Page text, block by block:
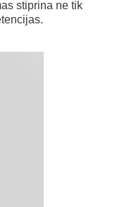
stiprina ne tik